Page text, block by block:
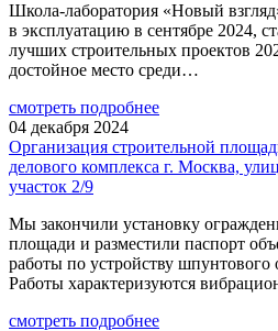
Школа-лаборатория «Новый
в эксплуатацию в сентябре 2024,
лучших строительных проектов
достойное место среди…
смотреть подробнее
04 декабря 2024
Организация строительной
делового комплекса г. Москва,
участок 2/9
Мы закончили установку
площади и разместили паспорт
работы по устройству шпунтового
Работы характеризуются
смотреть подробнее